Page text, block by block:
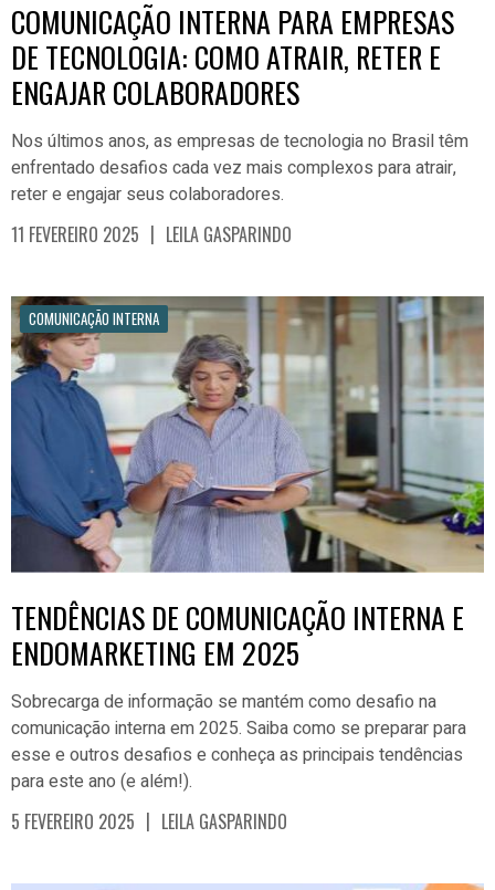
COMUNICAÇÃO INTERNA PARA EMPRESAS
DE TECNOLOGIA: COMO ATRAIR, RETER E
ENGAJAR COLABORADORES
Nos últimos anos, as empresas de tecnologia no Brasil têm
enfrentado desafios cada vez mais complexos para atrair,
reter e engajar seus colaboradores.
11 FEVEREIRO 2025 | LEILA GASPARINDO
COMUNICAÇÃO INTERNA
TENDÊNCIAS DE COMUNICAÇÃO INTERNA E
ENDOMARKETING EM 2025
Sobrecarga de informação se mantém como desafio na
comunicação interna em 2025. Saiba como se preparar para
esse e outros desafios e conheça as principais tendências
para este ano (e além!).
5 FEVEREIRO 2025 | LEILA GASPARINDO